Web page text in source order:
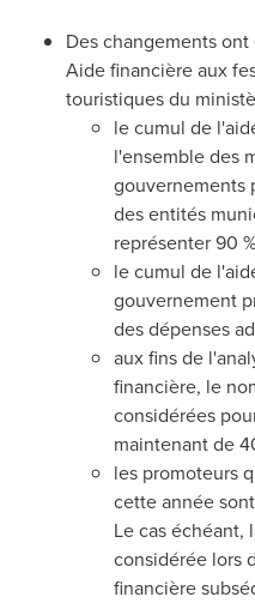
Des changements
Aide financière aux
touristiques du
le cumul de
l'ensemble des
gouvernements
des entités
représenter 90
le cumul de
gouvernement
des dépenses
aux fins de
financière, le
considérées
maintenant de
les promoteurs
cette année
Le cas échéant,
considérée lors
financière